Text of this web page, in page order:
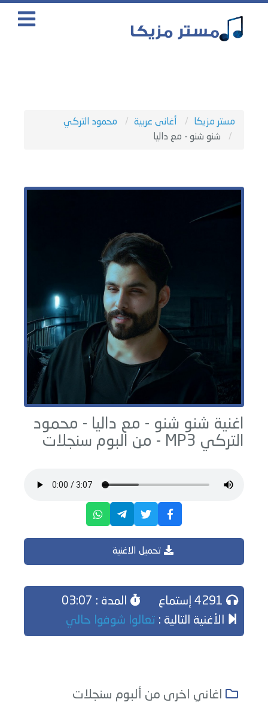
مستر مزيكا أغانى عربية
محمود التركي
شنو شنو - مع داليا
اغنية شنو شنو - مع داليا - محمود
التركي
سنجلات
تحميل الاغنية
المدة : 03:07
الأغنية التالية : تعالوا شوفوا حالي
اغاني اخرى من ألبوم سنجلات